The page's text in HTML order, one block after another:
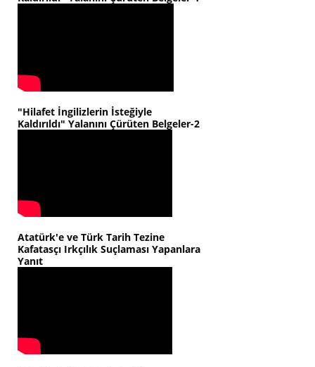
"Hilafet İngilizlerin İsteğiyle
Kaldırıldı" Yalanını Çürüten Belgeler-2
Atatürk'e ve Türk Tarih Tezine
Kafatasçı Irkçılık Suçlaması Yapanlara
Yanıt